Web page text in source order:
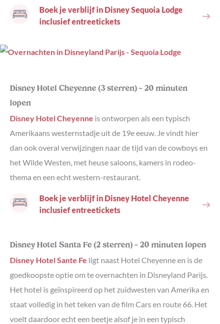
Boek je verblijf in Disney Sequoia Lodge
inclusief entreetickets
Disney Hotel Cheyenne (3 sterren) – 20 minuten
lopen
Disney Hotel Cheyenne is ontworpen als een typisch
Amerikaans westernstadje uit de 19e eeuw. Je vindt hier
dan ook overal verwijzingen naar de tijd van de cowboys en
het Wilde Westen, met heuse saloons, kamers in rodeo-
thema en een echt western-restaurant.
Boek je verblijf in Disney Hotel Cheyenne
inclusief entreetickets
Disney Hotel Santa Fe (2 sterren) – 20 minuten lopen
Disney Hotel Sante Fe ligt naast Hotel Cheyenne en is de
goedkoopste optie om te overnachten in Disneyland Parijs.
Het hotel is geïnspireerd op het zuidwesten van Amerika en
staat volledig in het teken van de film Cars en route 66. Het
voelt daardoor echt een beetje alsof je in een typisch